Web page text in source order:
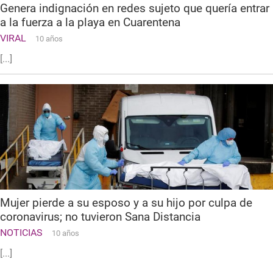
Genera indignación en redes sujeto que quería entrar
a la fuerza a la playa en Cuarentena
VIRAL 10 años
[...]
Mujer pierde a su esposo y a su hijo por culpa de
coronavirus; no tuvieron Sana Distancia
NOTICIAS 10 años
[...]